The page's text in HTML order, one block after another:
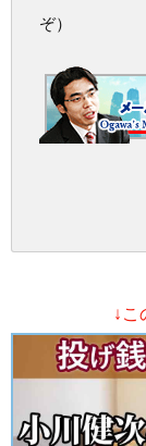
ぞ）
↓こ